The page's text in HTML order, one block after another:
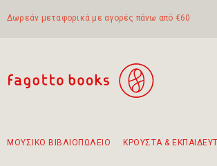
Δωρεάν μεταφορικά με αγορές πάνω από €60
ΜΟΥΣΙΚΟ ΒΙΒΛΙΟΠΩΛΕΙΟ ΚΡΟΥΣΤΑ &